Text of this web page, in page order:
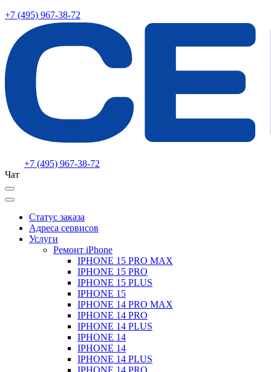
+7 (495) 967-38-72
+7 (495) 967-38-72
Чат
Статус заказа
Адреса сервисов
Услуги
Ремонт iPhone
IPHONE 15 PRO MAX
IPHONE 15 PRO
IPHONE 15 PLUS
IPHONE 15
IPHONE 14 PRO MAX
IPHONE 14 PRO
IPHONE 14 PLUS
IPHONE 14
IPHONE 14
IPHONE 14 PLUS
IPHONE 14 PRO